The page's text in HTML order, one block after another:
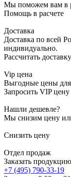
Мы поможем вам в
Помощь в расчете
Доставка
Доставка по всей
индивидуально.
Рассчитать доставку
Vip цена
Выгодные цены для
Запросить VIP цену
Нашли дешевле?
Мы снизим цену
Снизить цену
Отдел продаж
Заказать
+7 (495) 790-33-19